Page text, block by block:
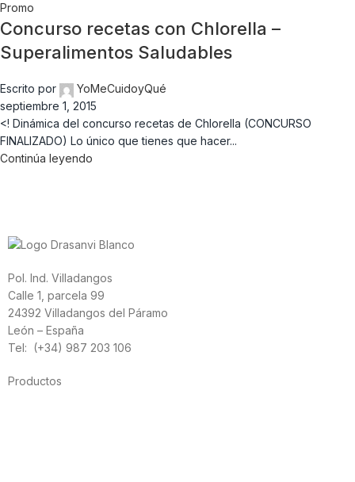
Promo
Concurso recetas con Chlorella –
Superalimentos Saludables
Escrito por
YoMeCuidoyQué
septiembre 1, 2015
<! Dinámica del concurso recetas de Chlorella (CONCURSO
FINALIZADO) Lo único que tienes que hacer...
Continúa leyendo
Pol. Ind. Villadangos
Calle 1, parcela 99
24392 Villadangos del Páramo
León – España
Tel: (+34) 987 203 106
Productos